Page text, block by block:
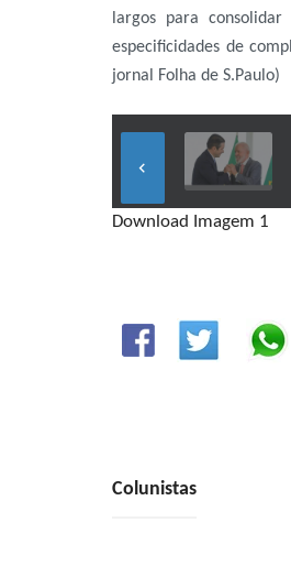
largos para
especificidades de
jornal Folha de S.Paulo)
keyboard_arrow_left
Download Imagem 1
Colunistas